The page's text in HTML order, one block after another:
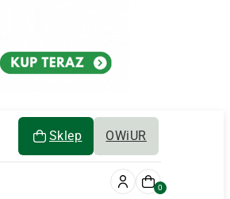
Sklep OWiUR
0